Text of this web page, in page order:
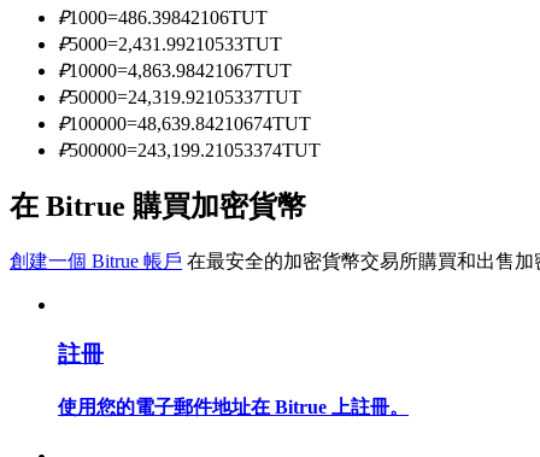
成為跟單交易員
坐享盈利分成和跟單分傭
合約資訊
包含交易情況等的大數據分析
₽1000=486.39842106TUT
₽5000=2,431.99210533TUT
₽10000=4,863.98421067TUT
₽50000=24,319.92105337TUT
₽100000=48,639.84210674TUT
₽500000=243,199.21053374TUT
在 Bitrue 購買加密貨幣
創建一個 Bitrue 帳戶 在最安全的加密貨幣交易所購買和出售加
註冊
使用您的電子郵件地址在 Bitrue 上註冊。